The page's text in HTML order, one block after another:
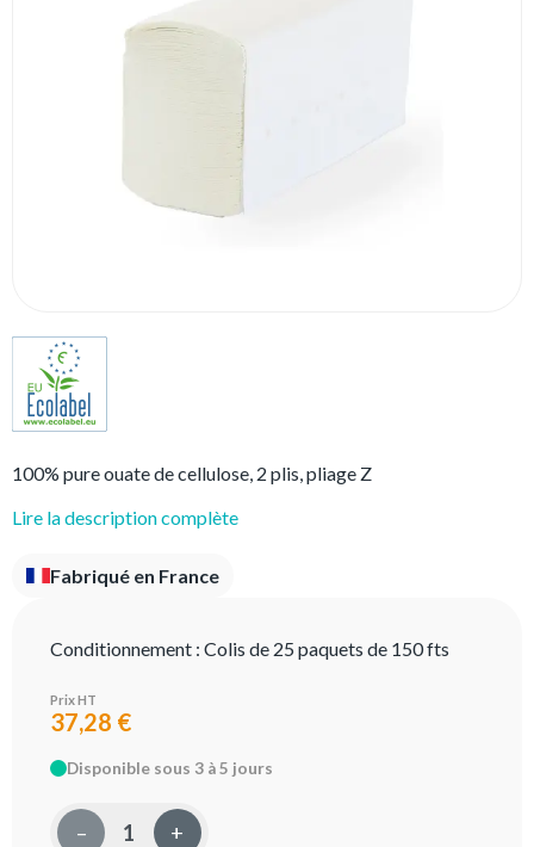
100% pure ouate de cellulose, 2 plis, pliage Z
Lire la description complète
Fabriqué en France
Conditionnement : Colis de 25 paquets de 150 fts
Prix HT
37,28 €
Disponible sous 3 à 5 jours
– +